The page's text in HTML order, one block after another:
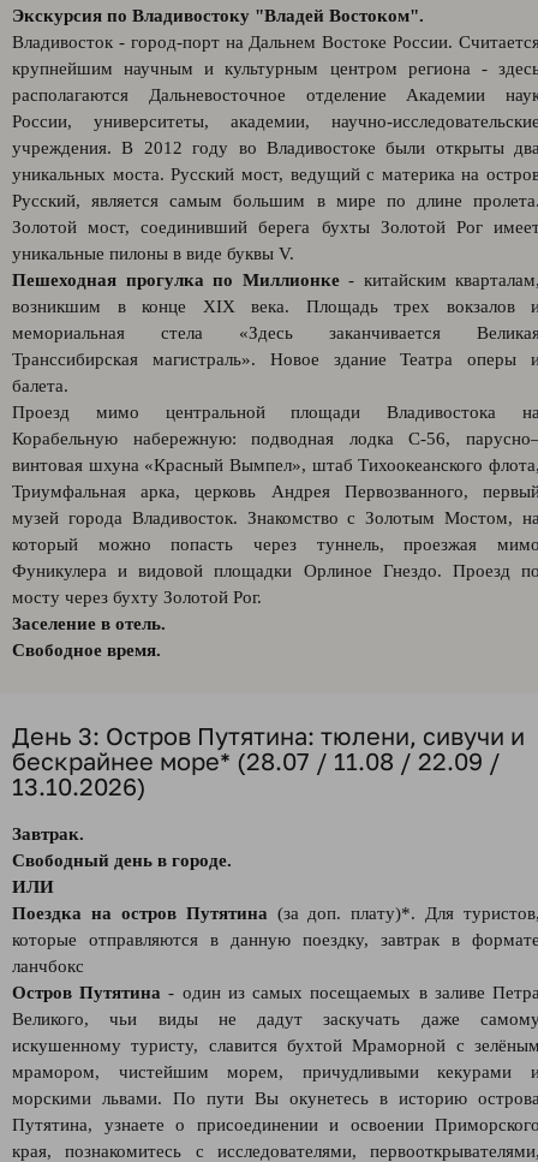
Экскурсия по Владивостоку "Владей Востоком".
Владивосток - город-порт на Дальнем Востоке России.
крупнейшим научным и культурным центром региона -
располагаются Дальневосточное отделение Академии
России, университеты, академии, научно-
учреждения. В 2012 году во Владивостоке были открыты
уникальных моста. Русский мост, ведущий с материка на
Русский, является самым большим в мире по длине
Золотой мост, соединивший берега бухты Золотой Рог
уникальные пилоны в виде буквы V.
Пешеходная прогулка по Миллионке- китайским
возникшим в конце XIX века. Площадь трех вокзалов
мемориальная стела «Здесь заканчивается
Транссибирская магистраль». Новое здание Театра оперы
балета.
Проезд мимо центральной площади Владивостока
Корабельную набережную: подводная лодка С-56,
винтовая шхуна «Красный Вымпел», штаб Тихоокеанского
Триумфальная арка, церковь Андрея Первозванного,
музей города Владивосток. Знакомство с Золотым Мостом,
который можно попасть через туннель, проезжая
Фуникулера и видовой площадки Орлиное Гнездо. Проезд
мосту через бухту Золотой Рог.
Заселение в отель.
Свободное время.
День 3: Остров Путятина: тюлени, сивучи и
бескрайнее море* (28.07 / 11.08 / 22.09 /
13.10.2026)
Завтрак.
Свободный день в городе.
ИЛИ
Поездка на остров Путятина (за доп. плату)*. Для
которые отправляются в данную поездку, завтрак в
ланчбокс
Остров Путятина - один из самых посещаемых в заливе
Великого, чьи виды не дадут заскучать даже
искушенному туристу, славится бухтой Мраморной с
мрамором, чистейшим морем, причудливыми кекурами
морскими львами. По пути Вы окунетесь в историю
Путятина, узнаете о присоединении и освоении
края, познакомитесь с исследователями,